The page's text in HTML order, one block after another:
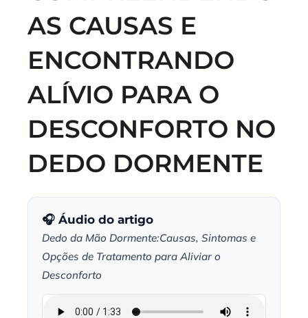
AS CAUSAS E
ENCONTRANDO
ALÍVIO PARA O
DESCONFORTO NO
DEDO DORMENTE
🎧 Áudio do artigo
Dedo da Mão Dormente:Causas, Sintomas e
Opções de Tratamento para Aliviar o
Desconforto